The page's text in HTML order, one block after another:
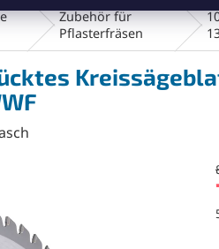
Zubehör für
Pflasterfräsen